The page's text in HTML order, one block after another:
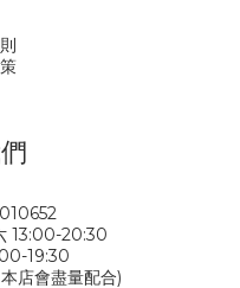
13:00-20:30
19:30
店會盡量配合)